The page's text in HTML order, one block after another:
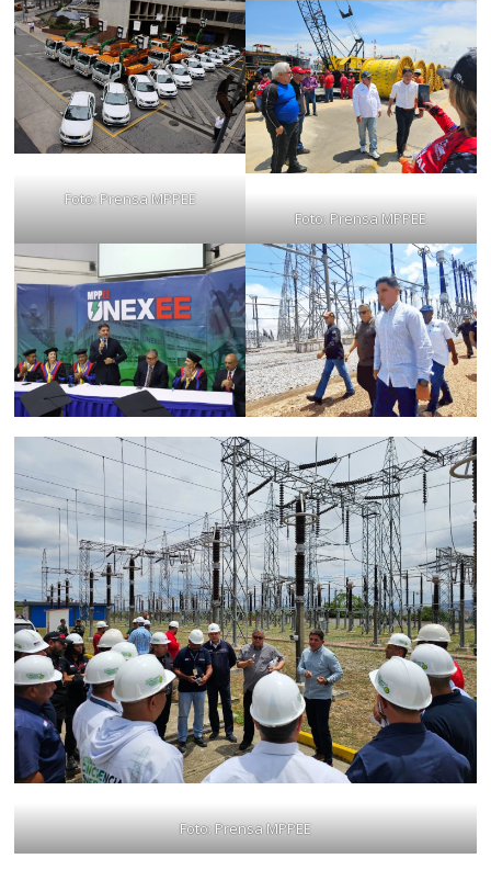
Foto: Prensa MPPEE
Foto: Prensa MPPEE
Foto: Prensa MPPEE